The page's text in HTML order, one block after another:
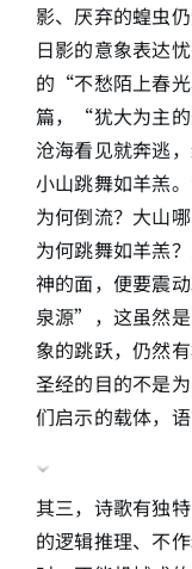
影、厌弃的蝗虫
日影的意象表达
的“不愁陌上春
篇，“犹大为主的
沧海看见就奔逃
小山跳舞如羊羔
为何倒流？大山
为何跳舞如羊羔
神的面，便要震
泉源”，这虽然
象的跳跃，仍然
圣经的目的不是
们启示的载体，
其三，诗歌有独
的逻辑推理、不